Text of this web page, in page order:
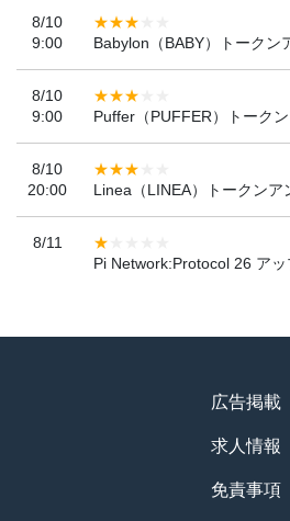
8/10
9:00
Babylon（BABY）トークン
8/10
9:00
Puffer（PUFFER）トーク
8/10
20:00
Linea（LINEA）トークンア
8/11
Pi Network:Protocol 26 アッ
広告掲載
求人情報
免責事項